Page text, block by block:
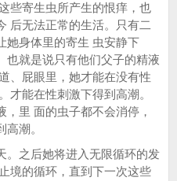
些寄生虫所产生的恨痒，也
后无法正常的生活。只有二
她身体里的寄生 虫安静下
也就是说只有他们父子的精液
、屁眼里，她才能在没有性
才能在性刺激下得到高潮。
里 面的虫子都不会消停，
潮。
之后她将进入无限循环的发
境的循环，直到下一次这些